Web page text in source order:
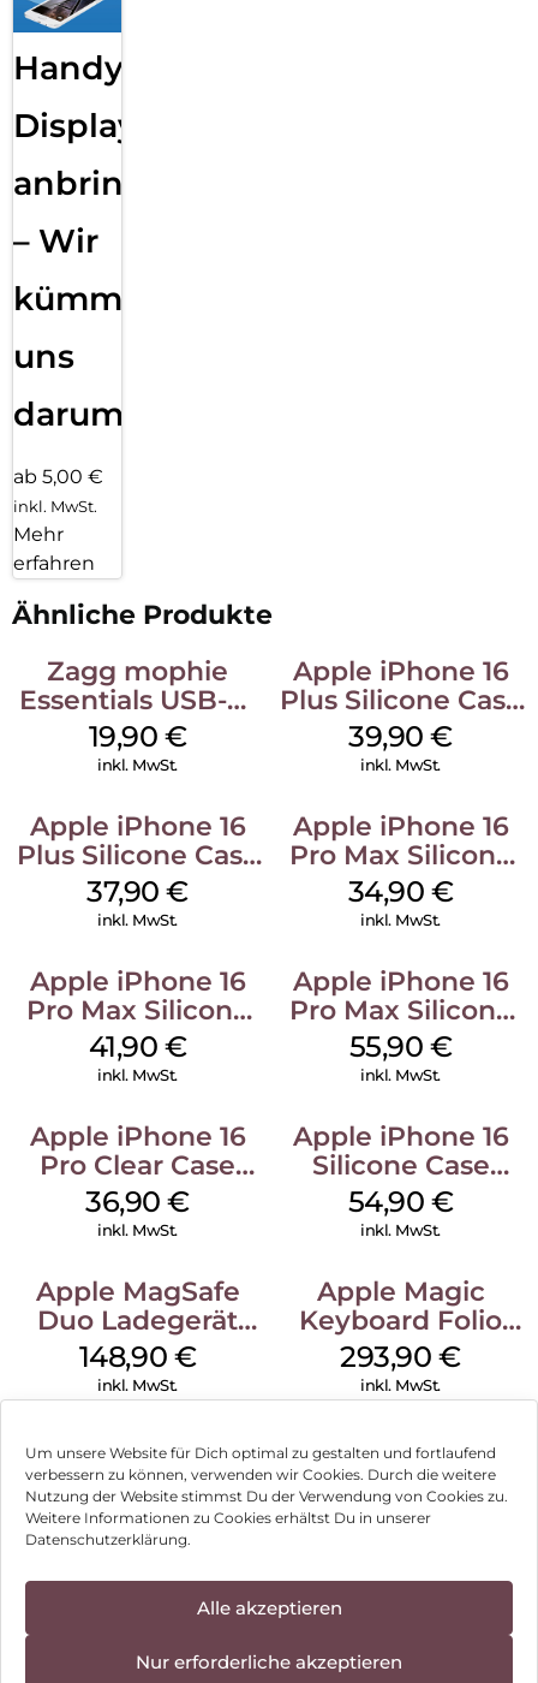
Um unsere Website für Dich optimal zu gestalten und fortlaufend
verbessern zu können, verwenden wir Cookies. Durch die weitere
Nutzung der Website stimmst Du der Verwendung von Cookies zu.
Weitere Informationen zu Cookies erhältst Du in unserer
Datenschutzerklärung.
Alle akzeptieren
Nur erforderliche akzeptieren
Handy
Displayfolie
anbringen
– Wir
kümmern
uns
darum!
ab 5,00 €
inkl. MwSt.
Mehr
erfahren
Ähnliche Produkte
Zagg mophie
Essentials USB-C-
20W Charger PD
Weiß
19,90 €
inkl. MwSt.
Apple iPhone 16
Plus Silicone Case
MagSafe Plum
39,90€
inkl. MwSt.
Apple iPhone 16
Plus Silicone Case
MagSafe Lake
Green
37,90€
inkl. MwSt.
Apple iPhone 16
Pro Max Silicone
Case MagSafe
Denim
34,90 €
inkl. MwSt.
Apple iPhone 16
Pro Max Silicone
Case MagSafe
Ultramarine
41,90 €
inkl. MwSt.
Apple iPhone 16
Pro Max Silicone
Case MagSafe
Stone Gray
55,90 €
inkl. MwSt.
Apple iPhone 16
Pro Clear Case
MagSafe
Transparent
36,90€
inkl. MwSt.
Apple iPhone 16
Silicone Case
MagSafe Black
54,90 €
inkl. MwSt.
Apple MagSafe
Duo Ladegerät
Weiß
148,90 €
inkl. MwSt.
Apple Magic
Keyboard Folio
iPad 10.9″ (10.Gen.)
Weiß
293,90€
inkl. MwSt.
Impressum